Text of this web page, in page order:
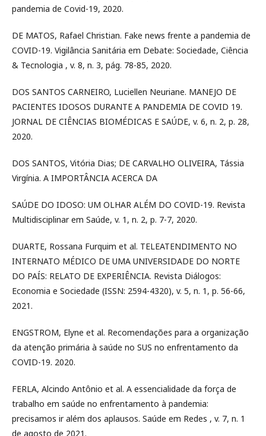
pandemia de Covid-19, 2020.
DE MATOS, Rafael Christian. Fake news frente a pandemia de
COVID-19. Vigilância Sanitária em Debate: Sociedade, Ciência
& Tecnologia , v. 8, n. 3, pág. 78-85, 2020.
DOS SANTOS CARNEIRO, Luciellen Neuriane. MANEJO DE
PACIENTES IDOSOS DURANTE A PANDEMIA DE COVID 19.
JORNAL DE CIÊNCIAS BIOMÉDICAS E SAÚDE, v. 6, n. 2, p. 28,
2020.
DOS SANTOS, Vitória Dias; DE CARVALHO OLIVEIRA, Tássia
Virgínia. A IMPORTÂNCIA ACERCA DA
SAÚDE DO IDOSO: UM OLHAR ALÉM DO COVID-19. Revista
Multidisciplinar em Saúde, v. 1, n. 2, p. 7-7, 2020.
DUARTE, Rossana Furquim et al. TELEATENDIMENTO NO
INTERNATO MÉDICO DE UMA UNIVERSIDADE DO NORTE
DO PAÍS: RELATO DE EXPERIÊNCIA. Revista Diálogos:
Economia e Sociedade (ISSN: 2594-4320), v. 5, n. 1, p. 56-66,
2021.
ENGSTROM, Elyne et al. Recomendações para a organização
da atenção primária à saúde no SUS no enfrentamento da
COVID-19. 2020.
FERLA, Alcindo Antônio et al. A essencialidade da força de
trabalho em saúde no enfrentamento à pandemia:
precisamos ir além dos aplausos. Saúde em Redes , v. 7, n. 1
de agosto de 2021.